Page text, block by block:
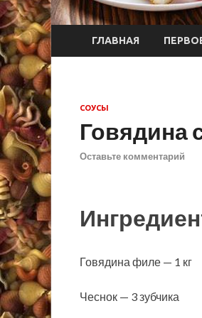
ГЛАВНАЯ
СОУСЫ
Говядина
Оставьте комментарий
Говядина филе — 1 кг
Чеснок — 3 зубчика